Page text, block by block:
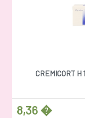
CREMICORT
8,36 �